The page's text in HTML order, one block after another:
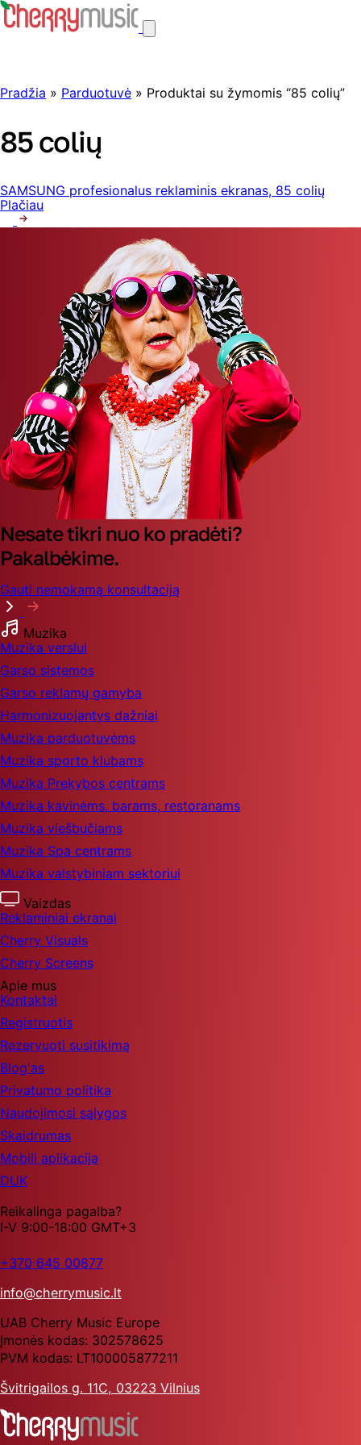
Pradžia » Parduotuvė » Produktai su žymomis “85 colių”
85 colių
SAMSUNG profesionalus reklaminis ekranas, 85 colių
Plačiau
Nesate tikri nuo ko pradėti?
Pakalbėkime.
Gauti nemokamą konsultaciją
Muzika
Muzika verslui
Garso sistemos
Garso reklamų gamyba
Harmonizuojantys dažniai
Muzika parduotuvėms
Muzika sporto klubams
Muzika Prekybos centrams
Muzika kavinėms, barams, restoranams
Muzika viešbučiams
Muzika Spa centrams
Muzika valstybiniam sektoriui
Vaizdas
Reklaminiai ekranai
Cherry Visuals
Cherry Screens
Apie mus
Kontaktai
Registruotis
Rezervuoti susitikimą
Blog'as
Privatumo politika
Naudojimosi sąlygos
Skaidrumas
Mobili aplikacija
DUK
Reikalinga pagalba?
I-V 9:00-18:00 GMT+3
+370 645 00877
info@cherrymusic.lt
UAB Cherry Music Europe
Įmonės kodas: 302578625
PVM kodas: LT100005877211
Švitrigailos g. 11C, 03223 Vilnius